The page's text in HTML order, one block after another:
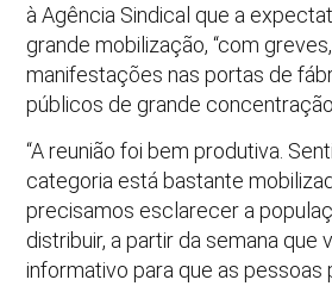
à Agência Sindical que a
grande mobilização, “com
manifestações nas portas de
públicos de grande concentração
“A reunião foi bem produtiva.
categoria está bastante
precisamos esclarecer a
distribuir, a partir da semana que
informativo para que as pessoas